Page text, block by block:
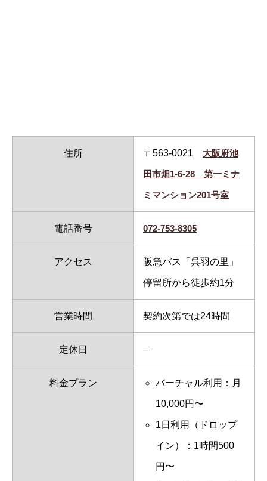
住所 〒563-0021 大阪府池
田市畑1-6-28 第一ミナ
ミマンション201号室
電話番号 072-753-8305
アクセス 阪急バス「呉羽の里」
停留所から徒歩約1分
営業時間 契約次第では24時間
定休日 –
料金プラン バーチャル利用：月
10,000円〜
1日利用（ドロップ
イン）：1時間500
円〜